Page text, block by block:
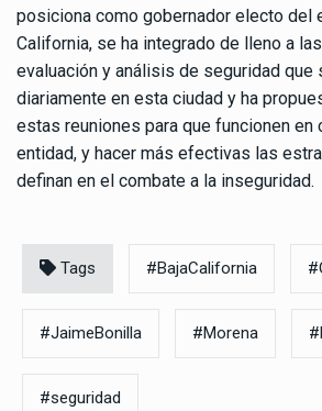
posiciona como gobernador electo del
California, se ha integrado de lleno a
evaluación y análisis de seguridad que
diariamente en esta ciudad y ha
estas reuniones para que funcionen en
entidad, y hacer más efectivas las
definan en el combate a la inseguridad.
Tags #BajaCalifornia
#JaimeBonilla #Morena
#seguridad